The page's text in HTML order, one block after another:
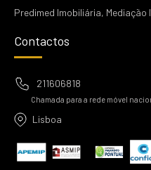
Predimed Imobiliária, Mediação
Contactos
211606818
Chamada para a rede móvel
Lisboa